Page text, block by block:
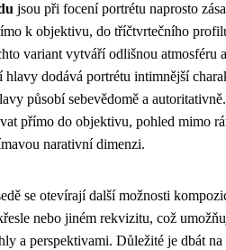
jsou při focení portrétu naprosto
k objektivu, do tříčtvrtečního
variant vytváří odlišnou atmosféru
dodává portrétu intimnější
působí sebevědomě a
přímo do objektivu, pohled mimo
narativní dimenzi.
se otevírají další možnosti
nebo jiném rekvizitu, což
a perspektivami. Důležité je dbát na